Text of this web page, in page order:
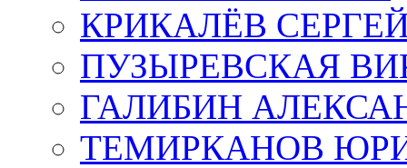
КРИКАЛЁВ
ПУЗЫРЕВСКАЯ
ГАЛИБИН
ТЕМИРКАНОВ